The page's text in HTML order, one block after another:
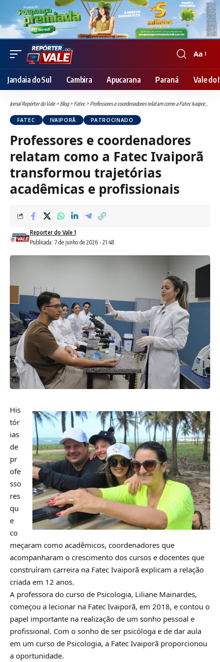
Font
Resizer
Aa
Jandaia do Sul Cambira Apucarana Paraná Vale do
Jornal Repórter do Vale> Blog> Fatec> Professores e coordenadores relatam como a Fatec Ivaiporã transformou trajetórias acadêmicas e profissionais
FATEC IVAIPORÃ PATROCINADO
Professores e coordenadores
relatam como a Fatec Ivaiporã
transformou trajetórias
acadêmicas e profissionais
Publicada: 7 de junho de 2026 - 21:48
Reporter do Vale 1
His
tór
ias
de
pr
ofe
sso
res
qu
e
co
meçaram como acadêmicos, coordenadores que
acompanharam o crescimento dos cursos e docentes que
construíram carreira na Fatec Ivaiporã explicam a relação
criada em 12 anos.
A professora do curso de Psicologia, Liliane Mainardes,
começou a lecionar na Fatec Ivaiporã, em 2018, e contou o
papel importante na realização de um sonho pessoal e
profissional. Com o sonho de ser psicóloga e de dar aula
em um curso de Psicologia, a Fatec Ivaiporã proporcionou
a oportunidade.